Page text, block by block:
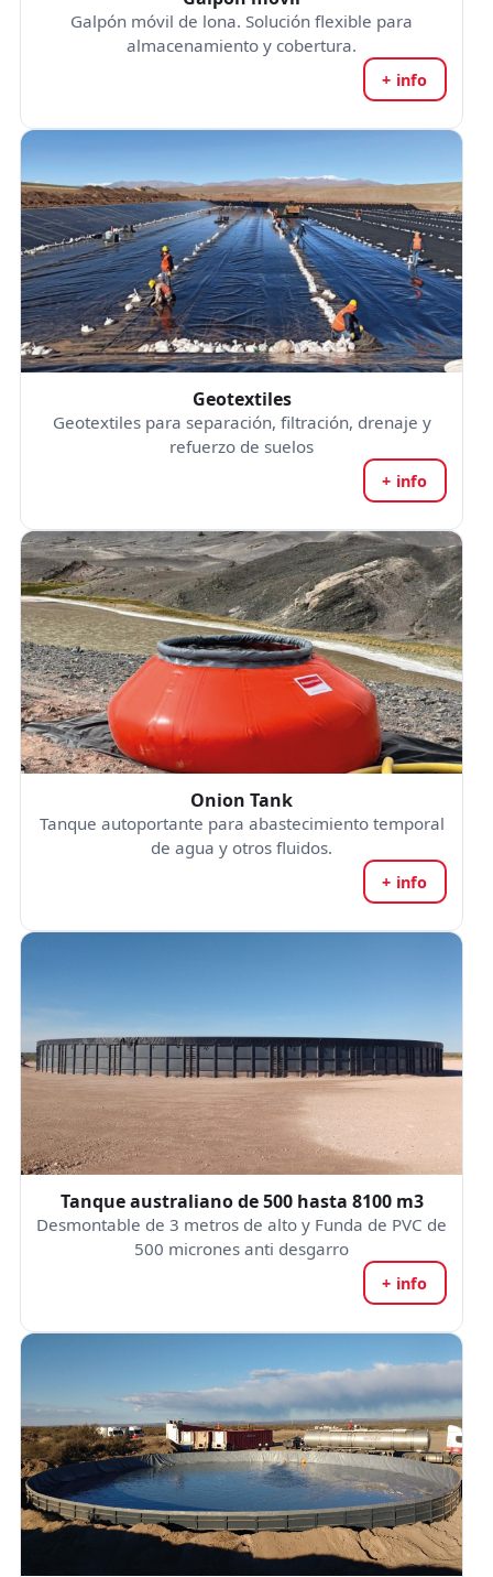
Galpón móvil de lona. Solución flexible para
almacenamiento y cobertura.
+ info
Geotextiles
Geotextiles para separación, filtración, drenaje y
refuerzo de suelos
+ info
Onion Tank
Tanque autoportante para abastecimiento temporal
de agua y otros fluidos.
+ info
Tanque australiano de 500 hasta 8100 m3
Desmontable de 3 metros de alto y Funda de PVC de
500 micrones anti desgarro
+ info